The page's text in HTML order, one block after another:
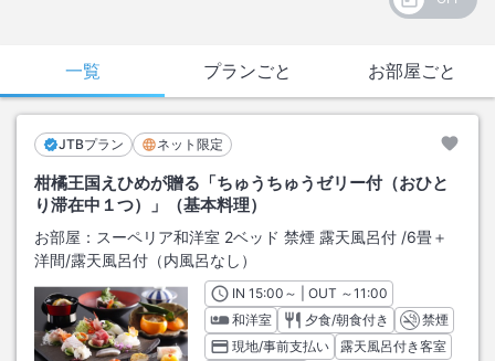
一覧 プランごと お部屋ごと
JTBプラン ネット限定
柑橘王国えひめが贈る「ちゅうちゅうゼリー付（おひと
り滞在中１つ）」（基本料理）
お部屋： スーペリア和洋室 2ベッド 禁煙 露天風呂付 /6畳＋
洋間/露天風呂付（内風呂なし）
INチェックイン
15:00 ～ | OUT チェックアウト
～11:00
和洋室
夕食/朝食付き
禁煙
現地/事前支払い
露天風呂付き客室